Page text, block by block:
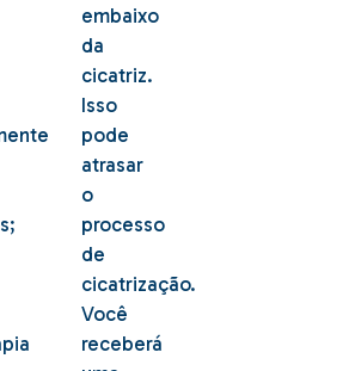
embaixo
da
cicatriz.
Isso
pode
atrasar
o
processo
de
cicatrização.
Você
receberá